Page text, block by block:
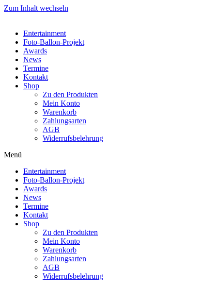
Zum Inhalt wechseln
Entertainment
Foto-Ballon-Projekt
Awards
News
Termine
Kontakt
Shop
Zu den Produkten
Mein Konto
Warenkorb
Zahlungsarten
AGB
Widerrufsbelehrung
Menü
Entertainment
Foto-Ballon-Projekt
Awards
News
Termine
Kontakt
Shop
Zu den Produkten
Mein Konto
Warenkorb
Zahlungsarten
AGB
Widerrufsbelehrung